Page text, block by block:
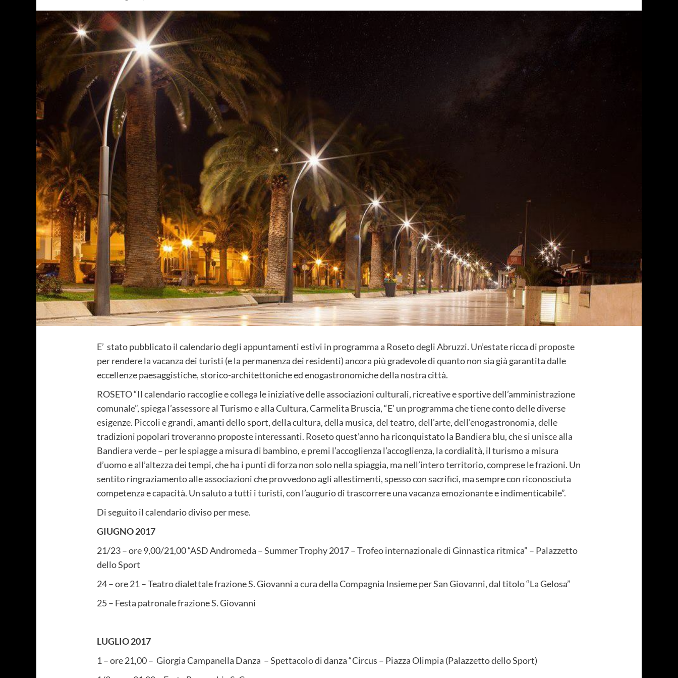
E’ stato pubblicato il calendario degli appuntamenti estivi in programma a Roseto degli Abruzzi. Un’estate ricca di proposte
per rendere la vacanza dei turisti (e la permanenza dei residenti) ancora più gradevole di quanto non sia già garantita dalle
eccellenze paesaggistiche, storico-architettoniche ed enogastronomiche della nostra città.
ROSETO “Il calendario raccoglie e collega le iniziative delle associazioni culturali, ricreative e sportive dell’amministrazione
comunale”, spiega l’assessore al Turismo e alla Cultura, Carmelita Bruscia, “E’ un programma che tiene conto delle diverse
esigenze. Piccoli e grandi, amanti dello sport, della cultura, della musica, del teatro, dell’arte, dell’enogastronomia, delle
tradizioni popolari troveranno proposte interessanti. Roseto quest’anno ha riconquistato la Bandiera blu, che si unisce alla
Bandiera verde – per le spiagge a misura di bambino, e premi l’accoglienza l’accoglienza, la cordialità, il turismo a misura
d’uomo e all’altezza dei tempi, che ha i punti di forza non solo nella spiaggia, ma nell’intero territorio, comprese le frazioni. Un
sentito ringraziamento alle associazioni che provvedono agli allestimenti, spesso con sacrifici, ma sempre con riconosciuta
competenza e capacità. Un saluto a tutti i turisti, con l’augurio di trascorrere una vacanza emozionante e indimenticabile”.
Di seguito il calendario diviso per mese.
GIUGNO 2017
21/23 – ore 9,00/21,00 “ASD Andromeda – Summer Trophy 2017 – Trofeo internazionale di Ginnastica ritmica” – Palazzetto
dello Sport
24 – ore 21 – Teatro dialettale frazione S. Giovanni a cura della Compagnia Insieme per San Giovanni, dal titolo “La Gelosa”
25 – Festa patronale frazione S. Giovanni
LUGLIO 2017
1 – ore 21,00 – Giorgia Campanella Danza – Spettacolo di danza “Circus – Piazza Olimpia (Palazzetto dello Sport)